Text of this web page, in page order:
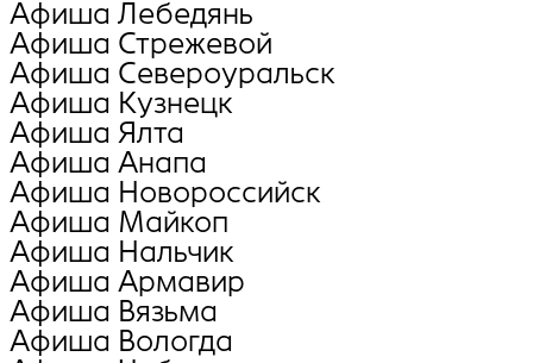
Афиша Лебедянь
Афиша Стрежевой
Афиша Североуральск
Афиша Кузнецк
Афиша Ялта
Афиша Анапа
Афиша Новороссийск
Афиша Майкоп
Афиша Нальчик
Афиша Армавир
Афиша Вязьма
Афиша Вологда